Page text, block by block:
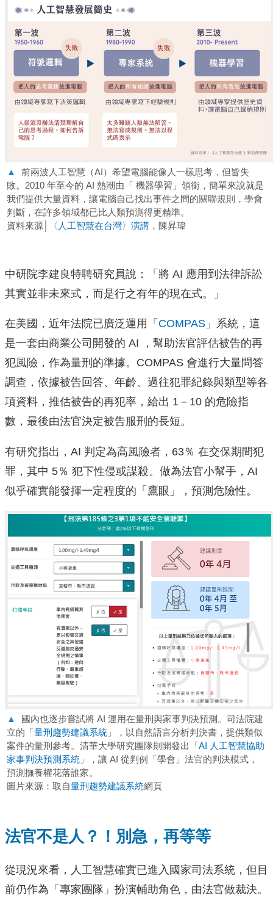
▲
前兩波人工智慧（AI）希望電腦能像人一樣思考，但皆失
敗。2010 年至今的 AI 熱潮由「 機器學習」領銜，簡單來說就是
我們提供大量資料，讓電腦自己找出事件之間的關聯規則，學會
判斷，在許多領域都已比人類預測得更精準。
資料來源│
〈人工智慧在台灣〉演講 ，陳昇瑋
中研院李建良特聘研究員說：「將 AI 應用到法律訴訟
其實並非未來式，而是行之有年的現在式。」
在美國，近年法院已廣泛運用「 COMPAS 」系統，這
是一套由商業公司開發的 AI ，幫助法官評估被告的再
犯風險，作為量刑的準據。COMPAS 會進行大量問答
調查，依據被告回答、年齡、過往犯罪紀錄與類型等各
項資料，推估被告的再犯率，給出 1－10 的危險指
數，最後由法官決定被告服刑的長短。
有研究指出，AI 判定為高風險者，63％ 在交保期間犯
罪，其中 5％ 犯下性侵或謀殺。做為法官小幫手，AI
似乎確實能發揮一定程度的「鷹眼」，預測危險性。
▲
國內也逐步嘗試將 AI 運用在量刑與家事判決預測。司法院建
立的「量刑趨勢建議系統 」，以自然語言分析判決書，提供類似
案件的量刑參考。清華大學研究團隊則開發出「AI 人工智慧協助
家事判決預測系統 」，讓 AI 從判例「學會」法官的判決模式，
預測撫養權花落誰家。
圖片來源：取自量刑趨勢建議系統網頁
法官不是人？！別急，再等等
從現況來看，人工智慧確實已進入國家司法系統，但目
前仍作為「專家團隊」扮演輔助角色，由法官做裁決。